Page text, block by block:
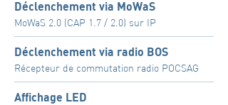
Déclenchement via MoWaS
MoWaS 2.0 (CAP 1.7 / 2.0) sur IP
Déclenchement via radio BOS
Récepteur de commutation radio POCSAG
Affichage LED